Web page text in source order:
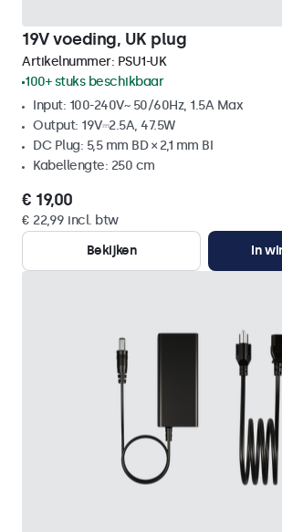
19V voeding, UK plug
Artikelnummer: PSU1-UK
100+ stuks beschikbaar
Input: 100-240V~ 50/60Hz, 1.5A Max
Output: 19V⎓2.5A, 47.5W
DC Plug: 5,5 mm BD × 2,1 mm BI
Kabellengte: 250 cm
€ 19,00
€ 22,99 incl. btw
Bekijken
In